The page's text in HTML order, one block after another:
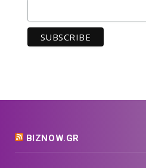
BIZNOW.GR